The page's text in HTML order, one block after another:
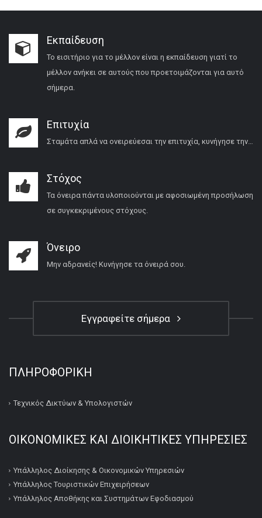
Εκπαίδευση
Το εισιτήριο για το μέλλον είναι η εκπαίδευση γιατί το
μέλλον ανήκει σε αυτούς που προετοιμάζονται για αυτό
σήμερα.
Επιτυχία
Σταμάτα απλά να ονειρεύεσαι την επιτυχία, κυνήγησε την…
Στόχος
Τα όνειρα πάντα υλοποιούνται με αφοσιωμένη προσήλωση
σε συγκεκριμένους στόχους.
Όνειρο
Μην αδρανείς! Κυνήγησε τα όνειρά σου.
Εγγραφείτε σήμερα
ΠΛΗΡΟΦΟΡΙΚΉ
Τεχνικός Δικτύων & Υπολογιστών
ΟΙΚΟΝΟΜΙΚΕΣ ΚΑΙ ΔΙΟΙΚΗΤΙΚΕΣ ΥΠΗΡΕΣΙΕΣ
Υπάλληλος Διοίκησης & Οικονομικών Υπηρεσιών
Υπάλληλος Τουριστικών Επιχειρήσεων
Υπάλληλος Αποθήκης και Συστημάτων Εφοδιασμού